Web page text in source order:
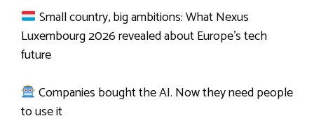
Small country, big ambitions: What Nexus
Luxembourg 2026 revealed about Europe’s tech
future
Companies bought the AI. Now they need people
to use it